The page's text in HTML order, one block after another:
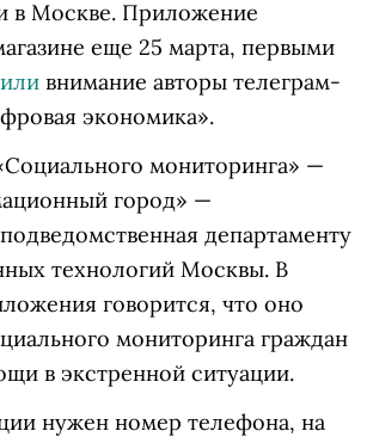
в Москве. Приложение
еще 25 марта, первыми
внимание авторы телеграм-
экономика».
мониторинга» —
город» —
департаменту
технологий Москвы. В
говорится, что оно
мониторинга граждан
в экстренной ситуации.
нужен номер телефона, на